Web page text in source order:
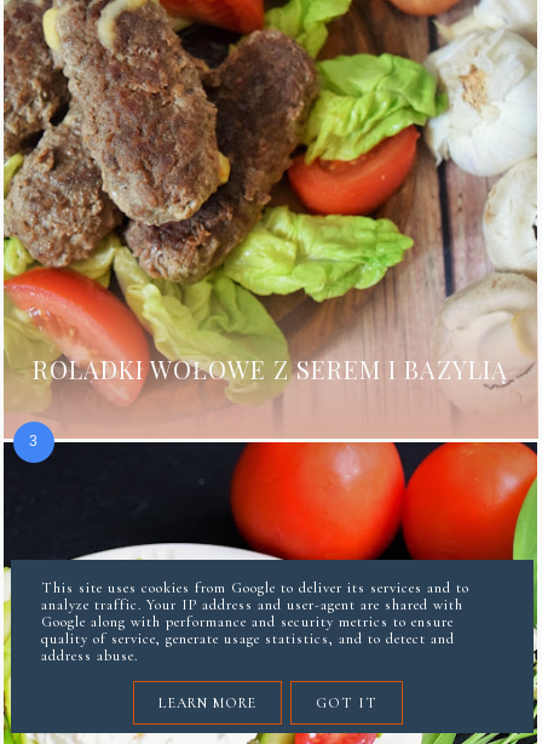
ROLADKI WOŁOWE Z SEREM I BAZYLIĄ
This site uses cookies from Google to deliver its services and to
analyze traffic. Your IP address and user-agent are shared with
Google along with performance and security metrics to ensure
quality of service, generate usage statistics, and to detect and
address abuse.
LEARN MORE GOT IT